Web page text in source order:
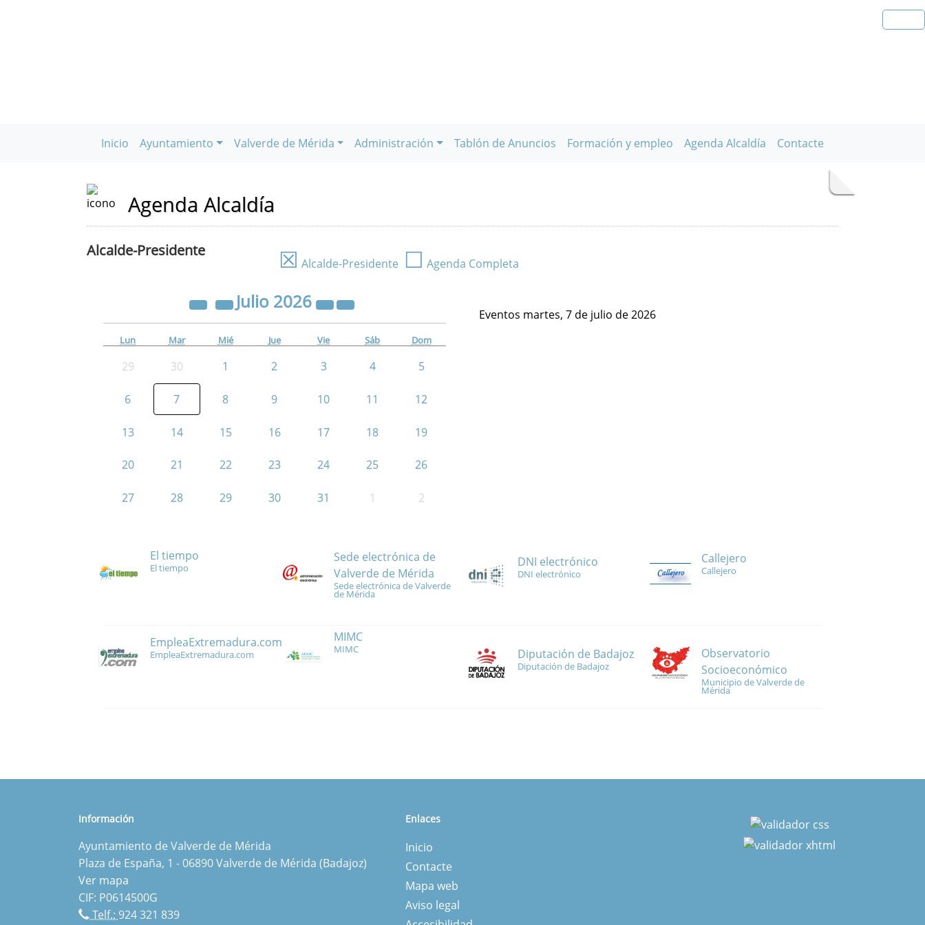
Inicio Ayuntamiento Valverde de Mérida Administración Tablón de Anuncios Formación y empleo Agenda Alcaldía Contacte
Agenda Alcaldía
Alcalde-Presidente ☒ Alcalde-Presidente ☐ Agenda Completa
Julio 2026
Lun Mar Mié Jue Vie Sáb Dom
29 30 1 2 3 4 5
6 7 8 9 10 11 12
13 14 15 16 17 18 19
20 21 22 23 24 25 26
27 28 29 30 31 1 2
Eventos martes, 7 de julio de 2026
El tiempo
El tiempo
Sede electrónica de
Valverde de Mérida
Sede electrónica de Valverde
de Mérida
DNI electrónico
DNI electrónico
Callejero
Callejero
EmpleaExtremadura.com
EmpleaExtremadura.com
MIMC
MIMC Diputación de Badajoz
Diputación de Badajoz
Observatorio
Socioeconómico
Municipio de Valverde de
Mérida
Información
Ayuntamiento de Valverde de Mérida
Plaza de España, 1 - 06890 Valverde de Mérida (Badajoz)
Ver mapa
CIF: P0614500G
Telf.:924 321 839
Enlaces
Inicio
Contacte
Mapa web
Aviso legal